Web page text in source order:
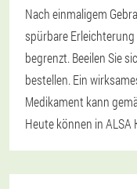
Nach einmaligem
spürbare
begrenzt. Beeilen Sie
bestellen. Ein
Medikament kann
Heute können in